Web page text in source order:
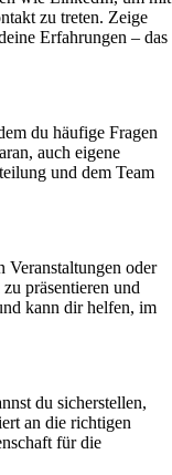
zu treten. Zeige
Erfahrungen – das
du häufige Fragen
auch eigene
und dem Team
oder
präsentieren und
kann dir helfen, im
du sicherstellen,
an die richtigen
für die